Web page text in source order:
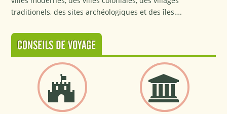
traditionels, des sites archéologiques et des îles….
CONSEILS DE VOYAGE